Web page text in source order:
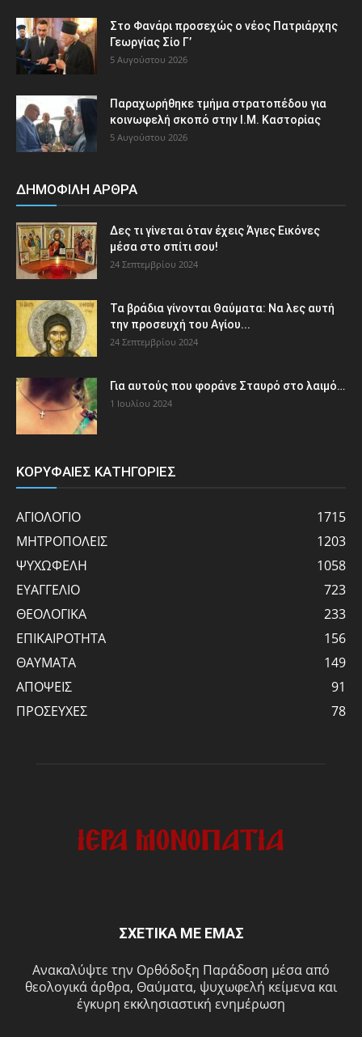
Στο Φανάρι προσεχώς ο νέος Πατριάρχης
Γεωργίας Σίο Γ’
5 Αυγούστου 2026
Παραχωρήθηκε τμήμα στρατοπέδου για
κοινωφελή σκοπό στην Ι.Μ. Καστορίας
5 Αυγούστου 2026
ΔΗΜΟΦΙΛΗ ΑΡΘΡΑ
Δες τι γίνεται όταν έχεις Άγιες Εικόνες
μέσα στο σπίτι σου!
24 Σεπτεμβρίου 2024
Τα βράδια γίνονται Θαύματα: Να λες αυτή
την προσευχή του Αγίου...
24 Σεπτεμβρίου 2024
Για αυτούς που φοράνε Σταυρό στο λαιμό…
1 Ιουλίου 2024
ΚΟΡΥΦΑΙΕΣ ΚΑΤΗΓΟΡΙΕΣ
ΑΓΙΟΛΟΓΙΟ
1715
ΜΗΤΡΟΠΟΛΕΙΣ
1203
ΨΥΧΩΦΕΛΗ
1058
ΕΥΑΓΓΕΛΙΟ
723
ΘΕΟΛΟΓΙΚΑ
233
ΕΠΙΚΑΙΡΟΤΗΤΑ
156
ΘΑΥΜΑΤΑ
149
ΑΠΟΨΕΙΣ
91
ΠΡΟΣΕΥΧΕΣ
78
ΣΧΕΤΙΚΑ ΜΕ ΕΜΑΣ
Ανακαλύψτε την Ορθόδοξη Παράδοση μέσα από
θεολογικά άρθρα, Θαύματα, ψυχωφελή κείμενα και
έγκυρη εκκλησιαστική ενημέρωση